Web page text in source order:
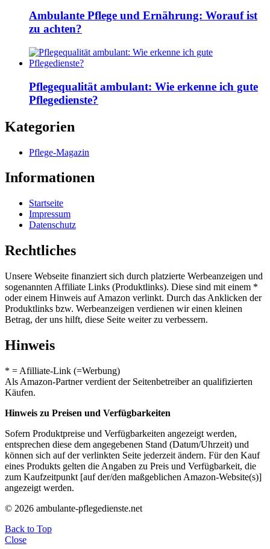
Ambulante Pflege und Ernährung: Worauf ist
zu achten?
Pflegequalität ambulant: Wie erkenne ich gute
Pflegedienste?
Kategorien
Pflege-Magazin
Informationen
Startseite
Impressum
Datenschutz
Rechtliches
Unsere Webseite finanziert sich durch platzierte Werbeanzeigen und
sogenannten Affiliate Links (Produktlinks). Diese sind mit einem *
oder einem Hinweis auf Amazon verlinkt. Durch das Anklicken der
Produktlinks bzw. Werbeanzeigen verdienen wir einen kleinen
Betrag, der uns hilft, diese Seite weiter zu verbessern.
Hinweis
* = Afilliate-Link (=Werbung)
Als Amazon-Partner verdient der Seitenbetreiber an qualifizierten
Käufen.
Hinweis zu Preisen und Verfügbarkeiten
Sofern Produktpreise und Verfügbarkeiten angezeigt werden,
entsprechen diese dem angegebenen Stand (Datum/Uhrzeit) und
können sich auf der verlinkten Seite jederzeit ändern. Für den Kauf
eines Produkts gelten die Angaben zu Preis und Verfügbarkeit, die
zum Kaufzeitpunkt [auf der/den maßgeblichen Amazon-Website(s)]
angezeigt werden.
© 2026 ambulante-pflegedienste.net
Back to Top
Close